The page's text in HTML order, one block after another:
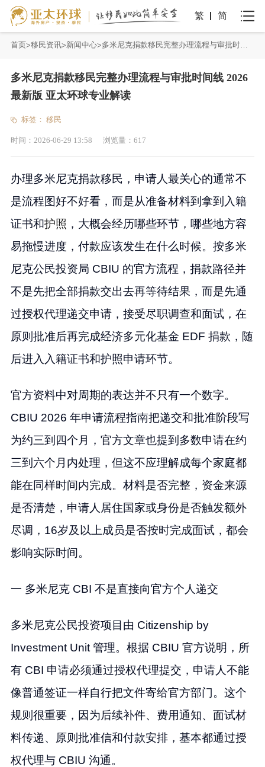
繁 简
首页 移民资讯 新闻中心 多米尼克捐款移民完整办理流程与审批时间线 2026最新版 亚太环球专业解读
多米尼克捐款移民完整办理流程与审批时间线 2026
最新版 亚太环球专业解读
标签： 移民
时间： 2026-06-29 13:58 浏览量： 617
办理多米尼克捐款移民，申请人最关心的通常不
是流程图好不好看，而是从准备材料到拿到入籍
证书和护照 ，大概会经历哪些环节，哪些地方容
易拖慢进度，付款应该发生在什么时候。按多米
尼克公民投资局 CBIU 的官方流程，捐款路径并
不是先把全部捐款交出去再等待结果，而是先通
过授权代理递交申请，接受尽职调查和面试，在
原则批准后再完成经济多元化基金 EDF 捐款，随
后进入入籍证书和护照申请环节。
官方资料中对周期的表达并不只有一个数字。
CBIU 2026 年申请流程指南把递交和批准阶段写
为约三到四个月，官方文章也提到多数申请在约
三到六个月内处理，但这不应理解成每个家庭都
能在同样时间内完成。材料是否完整，资金来源
是否清楚，申请人居住国家或身份是否触发额外
尽调，16岁及以上成员是否按时完成面试，都会
影响实际时间。
一 多米尼克 CBI 不是直接向官方个人递交
多米尼克公民投资项目由 Citizenship by
Investment Unit 管理。根据 CBIU 官方说明，所
有 CBI 申请必须通过授权代理提交，申请人不能
像普通签证一样自行把文件寄给官方部门。这个
规则很重要，因为后续补件、费用通知、面试材
料传递、原则批准信和付款安排，基本都通过授
权代理与 CBIU 沟通。